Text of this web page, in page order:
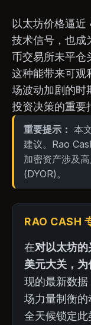
以太坊价格逼近
技术信号，也成
币交易所未平仓
这种能带来可观
场波动加剧的时
投资决策的重要
重要提示： 本
建议。Rao
加密资产涉及
(DYOR)。
RAO CASH
在对以太坊
美元大关，
现的最新数
场力量制衡的
全天候锁定